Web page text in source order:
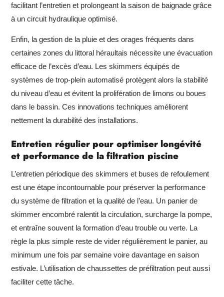
facilitant l’entretien et prolongeant la saison de baignade grâce
à un circuit hydraulique optimisé.
Enfin, la gestion de la pluie et des orages fréquents dans
certaines zones du littoral héraultais nécessite une évacuation
efficace de l’excès d’eau. Les skimmers équipés de
systèmes de trop-plein automatisé protègent alors la stabilité
du niveau d’eau et évitent la prolifération de limons ou boues
dans le bassin. Ces innovations techniques améliorent
nettement la durabilité des installations.
Entretien régulier pour optimiser longévité
et performance de la filtration piscine
L’entretien périodique des skimmers et buses de refoulement
est une étape incontournable pour préserver la performance
du système de filtration et la qualité de l’eau. Un panier de
skimmer encombré ralentit la circulation, surcharge la pompe,
et entraîne souvent la formation d’eau trouble ou verte. La
règle la plus simple reste de vider régulièrement le panier, au
minimum une fois par semaine voire davantage en saison
estivale. L’utilisation de chaussettes de préfiltration peut aussi
faciliter cette tâche.